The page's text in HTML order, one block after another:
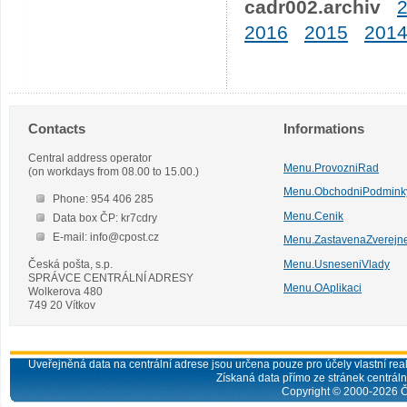
cadr002.archiv
2016
2015 2014
Contacts
Central address operator
(on workdays from 08.00 to 15.00.)
Phone: 954 406 285
Data box ČP: kr7cdry
E-mail: info@cpost.cz
Česká pošta, s.p.
SPRÁVCE CENTRÁLNÍ ADRESY
Wolkerova 480
749 20 Vítkov
Informations
Menu.ProvozniRad
Menu.Cenik
Menu.UsneseniVlady
Menu.OAplikaci
Uveřejněná data na centrální adrese jsou určena pouze pro účely vlastní
Získaná data přímo ze stránek
Copyright © 2000-2026